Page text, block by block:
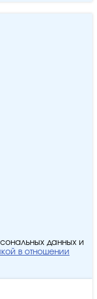
данных и
в отношении